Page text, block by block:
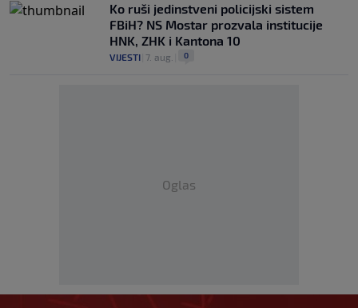
Ko ruši jedinstveni policijski sistem
FBiH? NS Mostar prozvala institucije
HNK, ZHK i Kantona 10
VIJESTI 7. aug. 0
Oglas